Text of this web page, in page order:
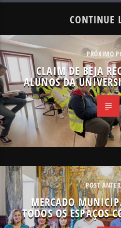
CONTINUE
PRÓXIMO
CLAIM DE BEJA
ALUNOS DA
POST
MERCADO
TODOS OS ESPAÇOS